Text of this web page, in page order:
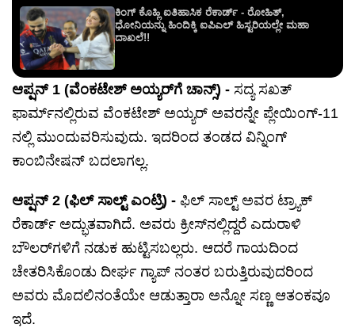
ಕಿಂಗ್ ಕೊಹ್ಲಿ ಐತಿಹಾಸಿಕ ರೆಕಾರ್ಡ್ - ರೋಹಿತ್,
ಧೋನಿಯನ್ನು ಹಿಂದಿಕ್ಕಿ ಐಪಿಎಲ್ ಹಿಸ್ಟರಿಯಲ್ಲೇ ಮಹಾ
ದಾಖಲೆ!!
ಆಪ್ಷನ್ 1 (ವೆಂಕಟೇಶ್ ಅಯ್ಯರ್‌ಗೆ ಚಾನ್ಸ್) - ಸದ್ಯ ಸಖತ್
ಫಾರ್ಮ್‌ನಲ್ಲಿರುವ ವೆಂಕಟೇಶ್ ಅಯ್ಯರ್ ಅವರನ್ನೇ ಪ್ಲೇಯಿಂಗ್-11
ನಲ್ಲಿ ಮುಂದುವರಿಸುವುದು. ಇದರಿಂದ ತಂಡದ ವಿನ್ನಿಂಗ್
ಕಾಂಬಿನೇಷನ್ ಬದಲಾಗಲ್ಲ.
ಆಪ್ಷನ್ 2 (ಫಿಲ್ ಸಾಲ್ಟ್ ಎಂಟ್ರಿ) - ಫಿಲ್ ಸಾಲ್ಟ್ ಅವರ ಟ್ರ್ಯಾಕ್
ರೆಕಾರ್ಡ್ ಅದ್ಭುತವಾಗಿದೆ. ಅವರು ಕ್ರೀಸ್‌ನಲ್ಲಿದ್ದರೆ ಎದುರಾಳಿ
ಬೌಲರ್‌ಗಳಿಗೆ ನಡುಕ ಹುಟ್ಟಿಸಬಲ್ಲರು. ಆದರೆ ಗಾಯದಿಂದ
ಚೇತರಿಸಿಕೊಂಡು ದೀರ್ಘ ಗ್ಯಾಪ್ ನಂತರ ಬರುತ್ತಿರುವುದರಿಂದ
ಅವರು ಮೊದಲಿನಂತೆಯೇ ಆಡುತ್ತಾರಾ ಅನ್ನೋ ಸಣ್ಣ ಆತಂಕವೂ
ಇದೆ.